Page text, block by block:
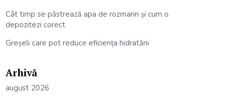
Cât timp se păstrează apa de rozmarin și cum o
depozitezi corect
Greșeli care pot reduce eficiența hidratării
Arhivă
august 2026